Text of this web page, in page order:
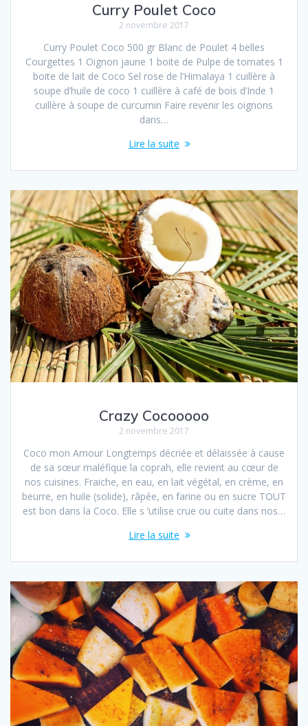
Curry Poulet Coco
2 novembre 2017
Curry Poulet Coco 500 gr Blanc de Poulet 4 belles
Courgettes 1 Oignon jaune 1 boite de Pulpe de tomates 1
boite de lait de Coco Sel rose de l’Himalaya 1 cuillère à
soupe d’huile de coco 1 cuillère à café de bois d’Inde 1
cuillère à soupe de curcumin Faire revenir les oignons
dans…
Lire la suite
Crazy Cocooooo
2 novembre 2017
Coco mon Amour Longtemps décriée et délaissée à cause
de sa sœur maléfique la coprah, elle revient au cœur de
nos cuisines. Fraiche, en eau, en lait végétal, en crème, en
beurre, en huile (solide), râpée, en farine ou en sucre TOUT
est bon dans la Coco. Elle s ‘utilise crue ou cuite dans nos…
Lire la suite